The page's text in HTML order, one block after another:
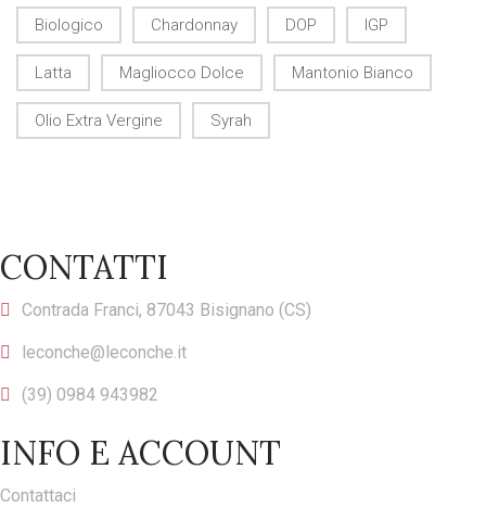
Biologico Chardonnay DOP IGP
Latta Magliocco Dolce Mantonio Bianco
Olio Extra Vergine Syrah
CONTATTI
Contrada Franci, 87043 Bisignano (CS)
leconche@leconche.it
(39) 0984 943982
INFO E ACCOUNT
Contattaci